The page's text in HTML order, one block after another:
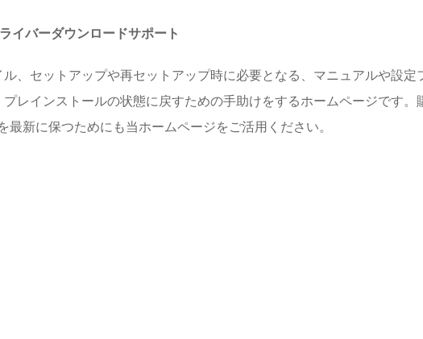
イバーダウンロードサポート
、セットアップや再セットアップ時に必要となる、マニュアルや設
レインストールの状態に戻すための手助けをするホームページです
新に保つためにも当ホームページをご活用ください。